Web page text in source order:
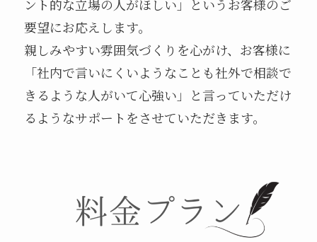
ント的な立場の人がほしい」というお客様のご
要望にお応えします。
親しみやすい雰囲気づくりを心がけ、お客様に
「社内で言いにくいようなことも社外で相談で
きるような人がいて心強い」と言っていただけ
るようなサポートをさせていただきます。